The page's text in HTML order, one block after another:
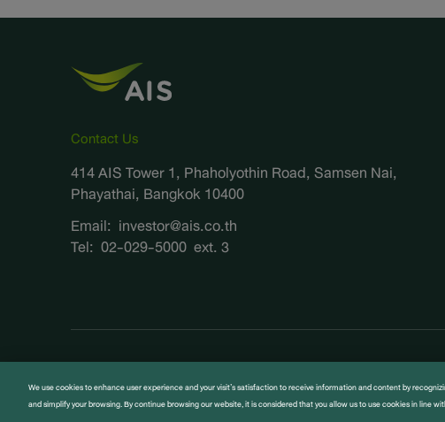
Contact Us
414 AIS Tower 1, Phaholyothin Road, Samsen Nai,
Phayathai, Bangkok 10400
Email: investor@ais.co.th
Tel: 02-029-5000 ext. 3
Copyright © 2026 Advanced Info Service Public Company Limited.
We use cookies to enhance user experience and your visit’s satisfaction to receive information and content by
and simplify your browsing. By continue browsing our website, it is considered that you allow us to use cookies in line